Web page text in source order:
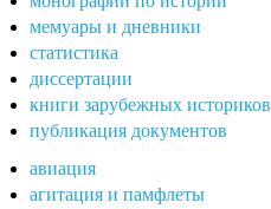
мемуары и дневники
статистика
диссертации
книги зарубежных историков
публикация документов
авиация
агитация и памфлеты